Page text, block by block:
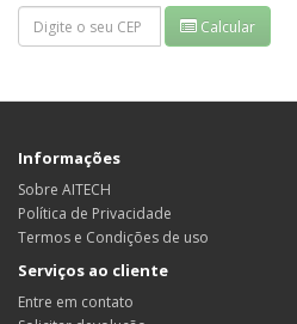
Calcular
Informações
Sobre AITECH
Política de Privacidade
Termos e Condições de uso
Serviços ao cliente
Entre em contato